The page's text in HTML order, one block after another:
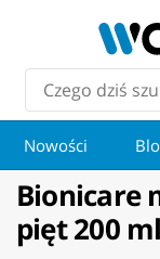
Nowości
Bionicare
pięt 200 ml